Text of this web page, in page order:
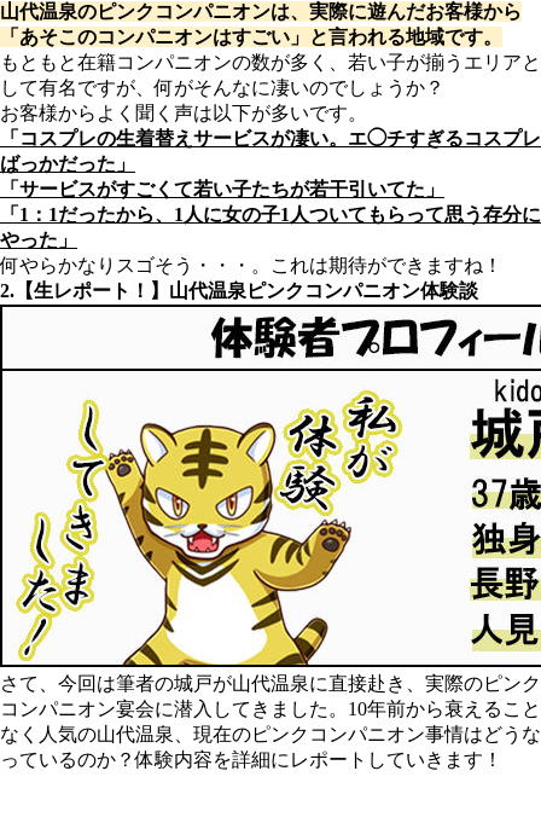
山代温泉のピンクコンパニオンは、実際に遊んだお客様から
「あそこのコンパニオンはすごい」と言われる地域です。
もともと在籍コンパニオンの数が多く、若い子が揃うエリアと
して有名ですが、何がそんなに凄いのでしょうか？
お客様からよく聞く声は以下が多いです。
「コスプレの生着替えサービスが凄い。エ◯チすぎるコスプレ
ばっかだった」
「サービスがすごくて若い子たちが若干引いてた」
「1：1だったから、1人に女の子1人ついてもらって思う存分に
やった」
何やらかなりスゴそう・・・。これは期待ができますね！
2.【生レポート！】山代温泉ピンクコンパニオン体験談
さて、今回は筆者の城戸が山代温泉に直接赴き、実際のピンク
コンパニオン宴会に潜入してきました。10年前から衰えること
なく人気の山代温泉、現在のピンクコンパニオン事情はどうな
っているのか？体験内容を詳細にレポートしていきます！